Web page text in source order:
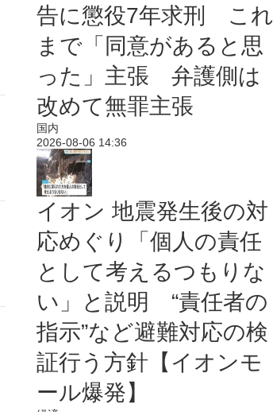
告に懲役7年求刑 これ
まで「同意があると思
った」主張 弁護側は
改めて無罪主張
国内
2026-08-06 14:36
イオン 地震発生後の対
応めぐり「個人の責任
として考えるつもりな
い」と説明 “責任者の
指示”など避難対応の検
証行う方針【イオンモ
ール爆発】